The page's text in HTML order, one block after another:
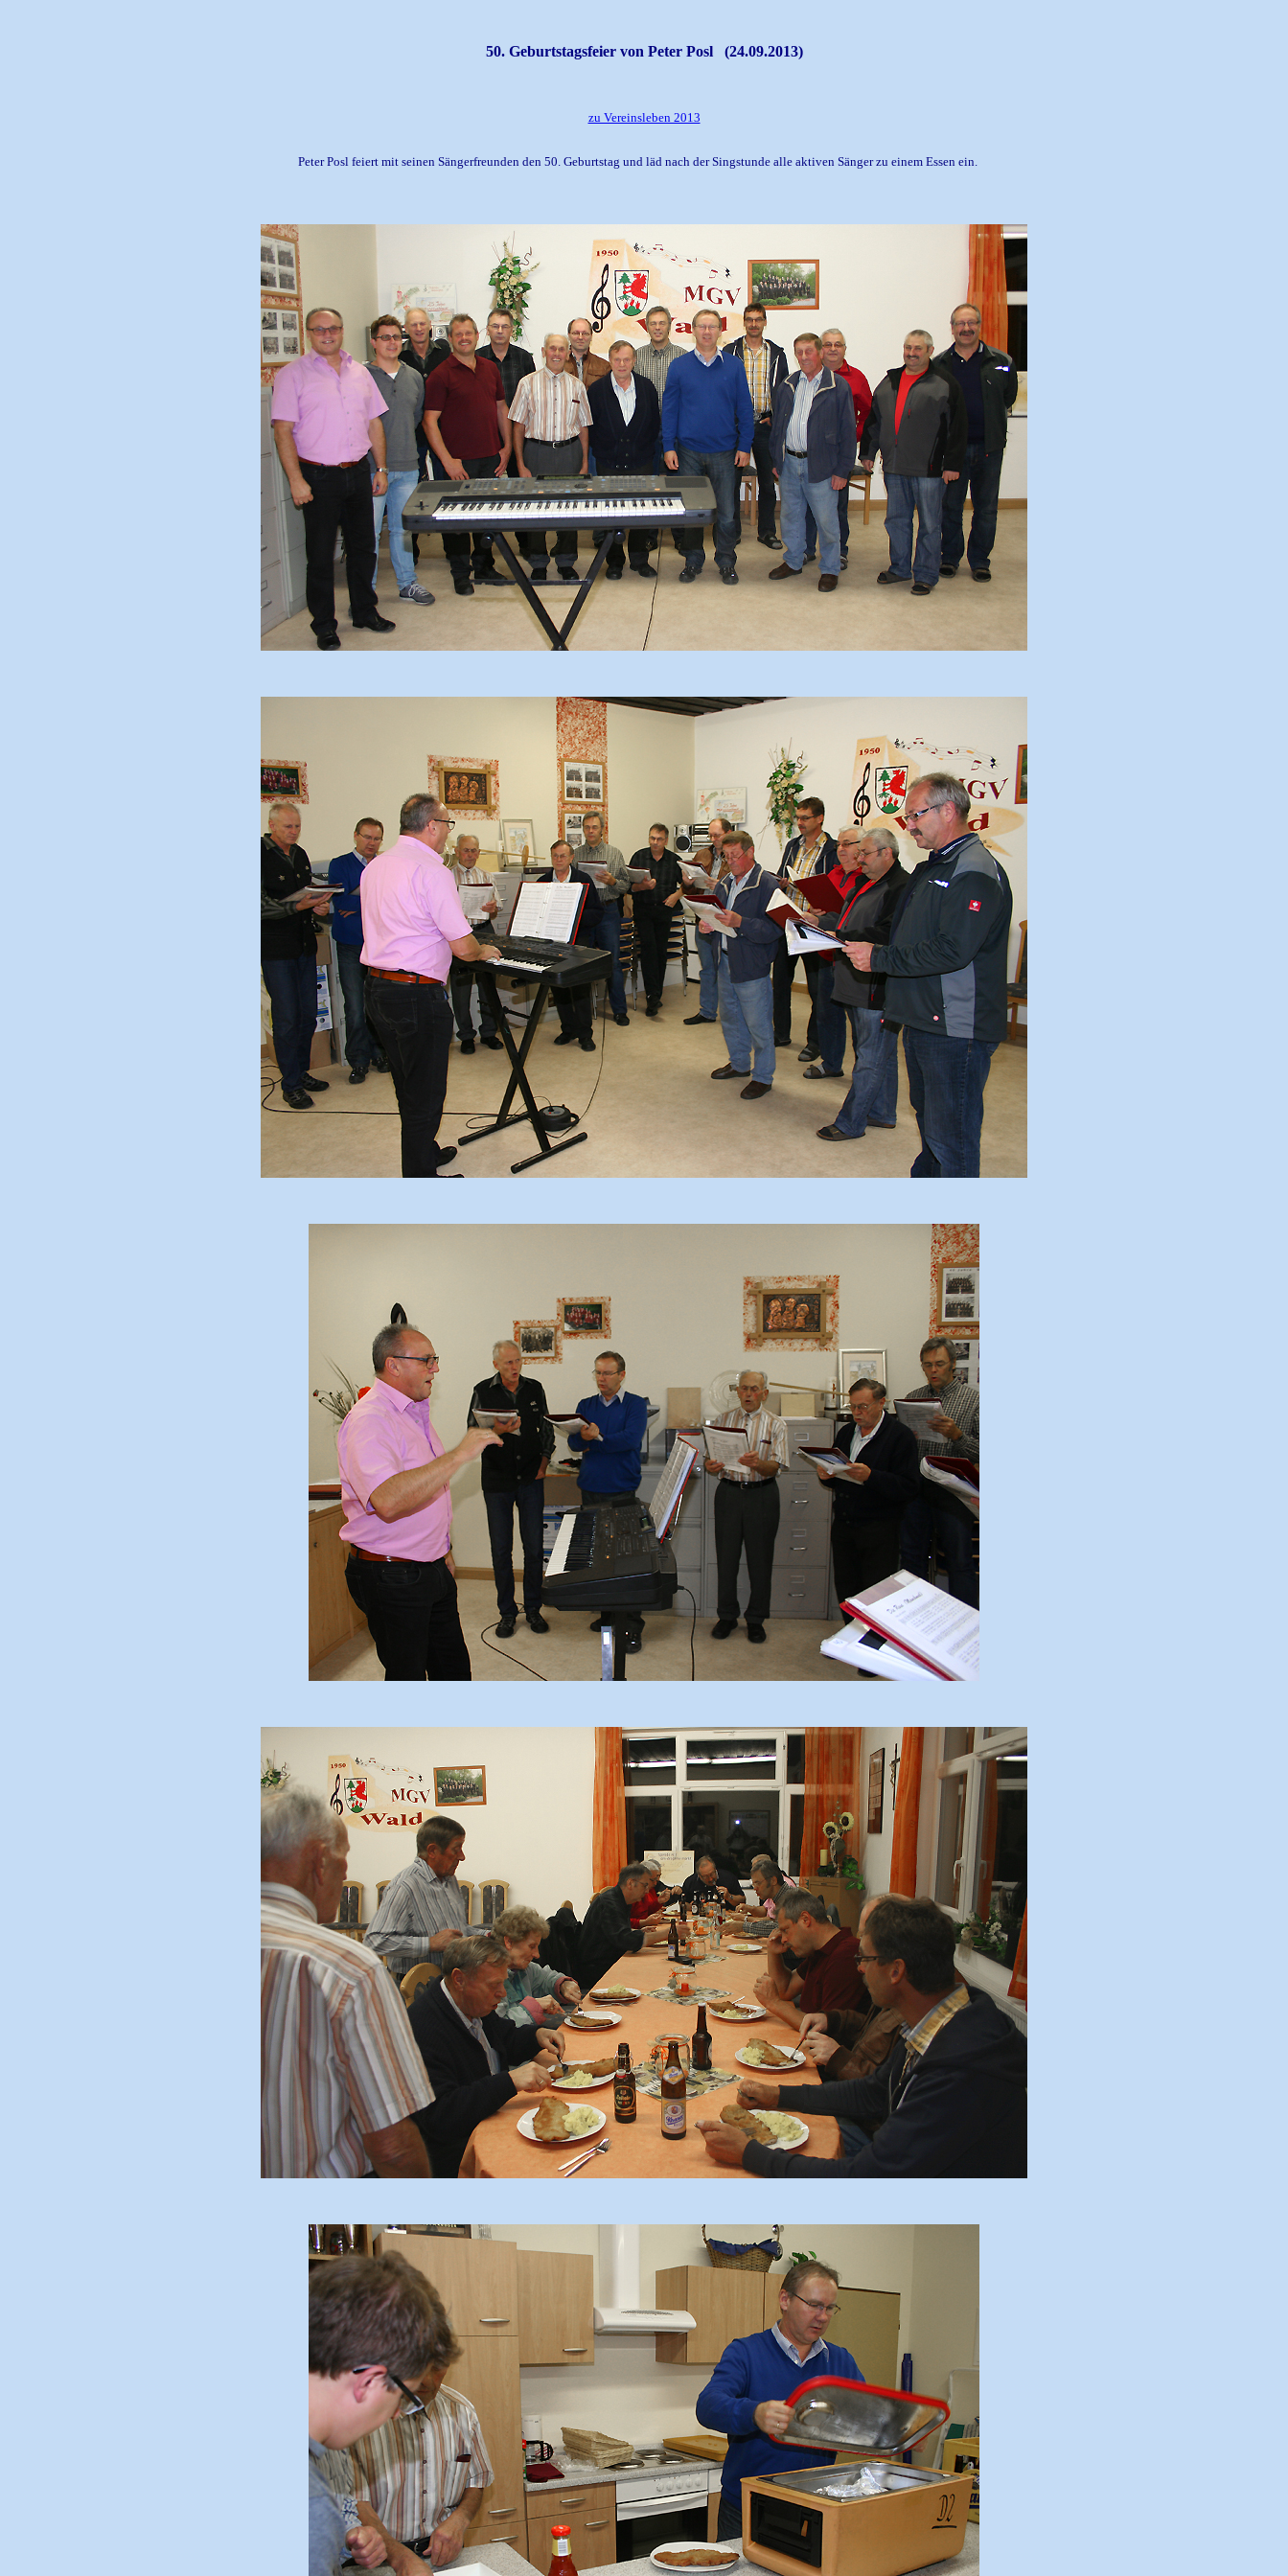
50. Geburtstagsfeier von Peter Posl (24.09.2013)
zu Vereinsleben 2013
Peter Posl feiert mit seinen Sängerfreunden den 50. Geburtstag und läd nach der Singstunde alle aktiven Sänger zu einem Essen ein.